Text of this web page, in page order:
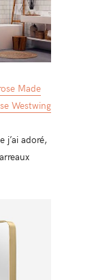
Made
Westwing
j’ai adoré,